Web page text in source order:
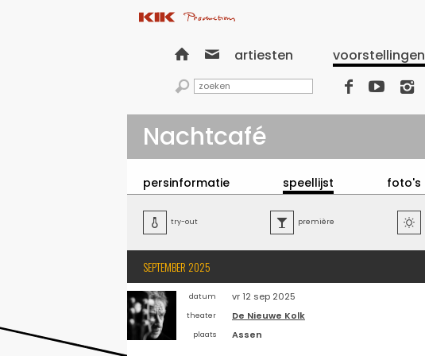
  artiesten voorstellingen
   
Nachtcafé
persinformatie speellijst foto's
 try-out  première 
SEPTEMBER 2025
datum vr 12 sep 2025
theater De Nieuwe Kolk
plaats
Assen